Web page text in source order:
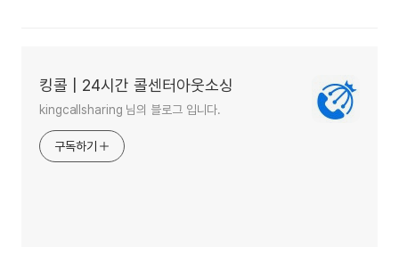
킹콜 | 24시간 콜센터아웃소싱
kingcallsharing 님의 블로그 입니다.
구독하기